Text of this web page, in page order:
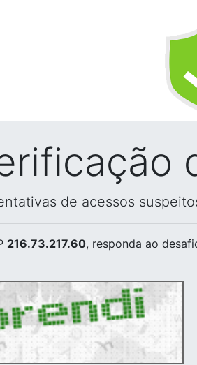
de acessos
216.73.217.60, responda ao